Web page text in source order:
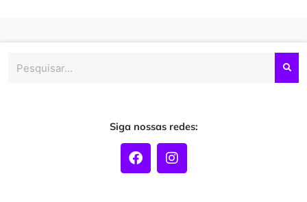
Siga nossas redes:
F
a
c
I
n
s